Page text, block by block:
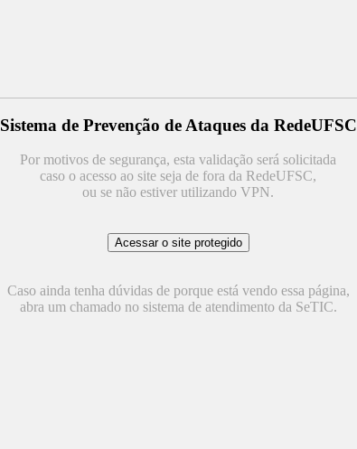
Sistema de Prevenção de Ataques da RedeUFSC
Por motivos de segurança, esta validação será solicitada
caso o acesso ao site seja de fora da RedeUFSC,
ou se não estiver utilizando VPN.
Caso ainda tenha dúvidas de porque está vendo essa página,
abra um chamado no sistema de atendimento da SeTIC.